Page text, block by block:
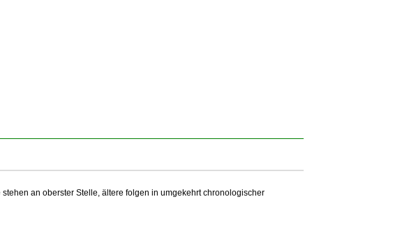
an oberster Stelle, ältere folgen in umgekehrt chronologischer